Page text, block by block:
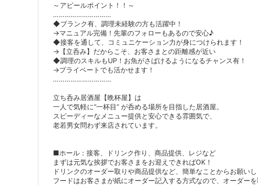
～アピールポイント！！～
…………………………
◆ブランク有、調理未経験の方も活躍中！
→マニュアル完備！先輩のフォローもあるので安心♪
◆接客を通して、コミュニケーション力が身につけられます！
→【立呑み】だからこそ、お客さまとの距離感が近い
◆調理のスキルもUP！お魚がさばけるようになるチャンス有！
→プライベートでも活かせます！
…………………………
立ち呑み居酒屋【晩杯屋】は
一人で気軽に“一杯目” が呑める場所を目指した居酒屋。
スピーディーなメニュー提供と安心できる雰囲気で、
老若男女問わず来店されています。
■ホール：接客、ドリンク作り、商品提供、レジなど
まずは元気な挨拶でお客さまをお迎えできればOK！
ドリンクのオーダー取りや商品提供など、簡単なことからお願い
フードはお客さまが紙にオーダー記入する方式なので、オーダー